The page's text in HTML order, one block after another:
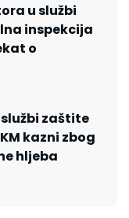
u službi
inspekcija
o
zaštite
kazni zbog
hljeba